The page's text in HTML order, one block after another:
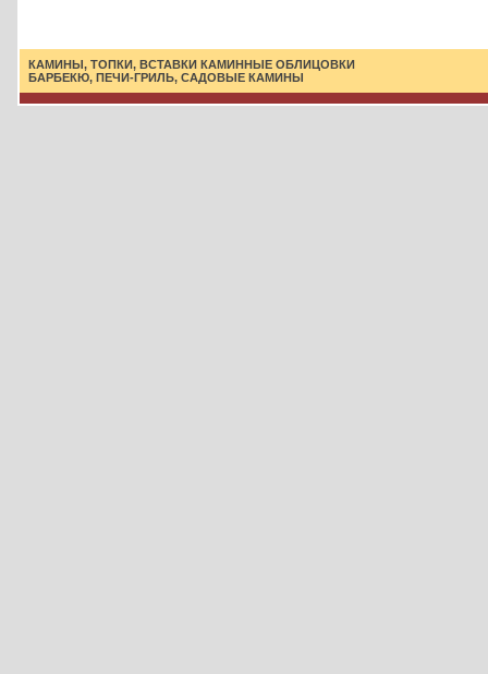
КАМИНЫ, ТОПКИ, ВСТАВКИ КАМИННЫЕ ОБЛИЦОВКИ
БАРБЕКЮ, ПЕЧИ-ГРИЛЬ, САДОВЫЕ КАМИНЫ